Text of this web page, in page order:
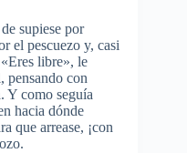
supiese por
el pescuezo y, casi
libre», le
pensando con
Y como seguía
hacia dónde
que arrease, ¡con